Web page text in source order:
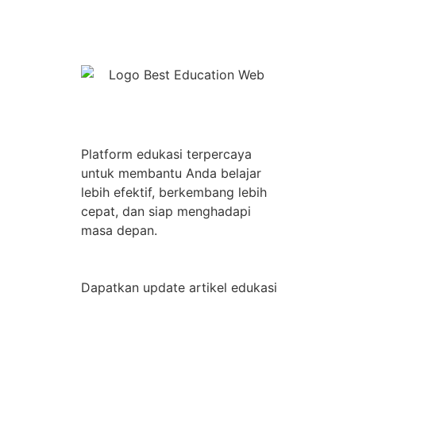
Platform edukasi terpercaya
untuk membantu Anda belajar
lebih efektif, berkembang lebih
cepat, dan siap menghadapi
masa depan.
Dapatkan update artikel edukasi